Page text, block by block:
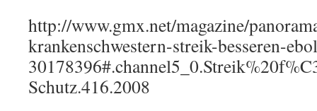
http://www.gmx.net/magazine/
krankenschwestern-streik-besseren-
Schutz.416.2008